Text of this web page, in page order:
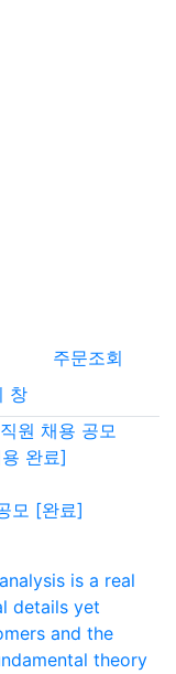
주문조회
창
원 채용 공모
완료]
모 [완료]
is a real
details yet
and the
theory